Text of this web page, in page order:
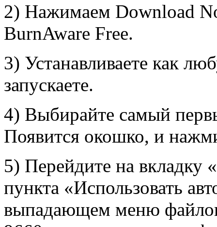
2) Нажимаем Download
BurnAware Free.
3) Устанавливаете как
запускаете.
4) Выбирайте самый
Появится окошко, и
5) Перейдите на вкладку
пункта «Использовать
выпадающем меню